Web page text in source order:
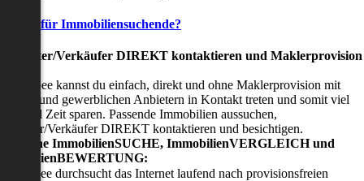
für Immobiliensuchende?
Verkäufer DIREKT kontaktieren und Maklerprovision
Flatbee kannst du einfach, direkt und ohne Maklerprovision mit
und gewerblichen Anbietern in Kontakt treten und somit viel
und Zeit sparen. Passende Immobilien aussuchen,
Verkäufer DIREKT kontaktieren und besichtigen.
in-one ImmobilienSUCHE, ImmobilienVERGLEICH und
Flatbee durchsucht das Internet laufend nach provisionsfreien